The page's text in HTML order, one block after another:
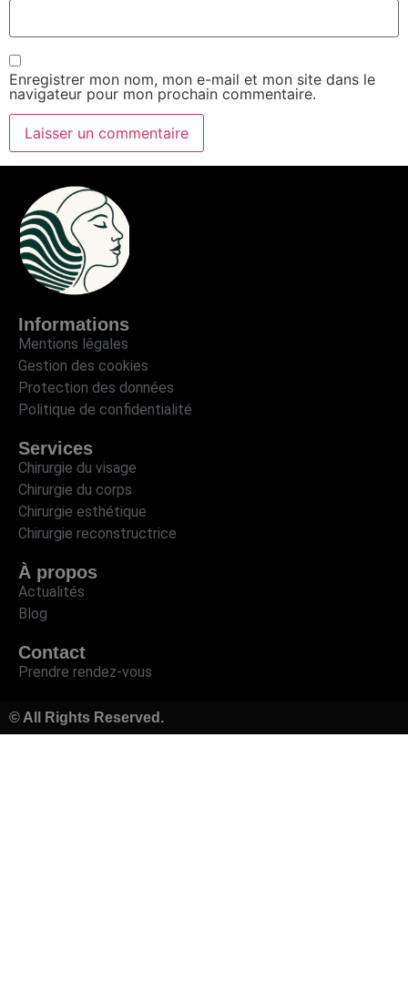
Enregistrer mon nom, mon e-mail et mon site dans le
navigateur pour mon prochain commentaire.
Informations
Mentions légales
Gestion des cookies
Protection des données
Politique de confidentialité
Services
Chirurgie du visage
Chirurgie du corps
Chirurgie esthétique
Chirurgie reconstructrice
À propos
Actualités
Blog
Contact
Prendre rendez-vous
© All Rights Reserved.